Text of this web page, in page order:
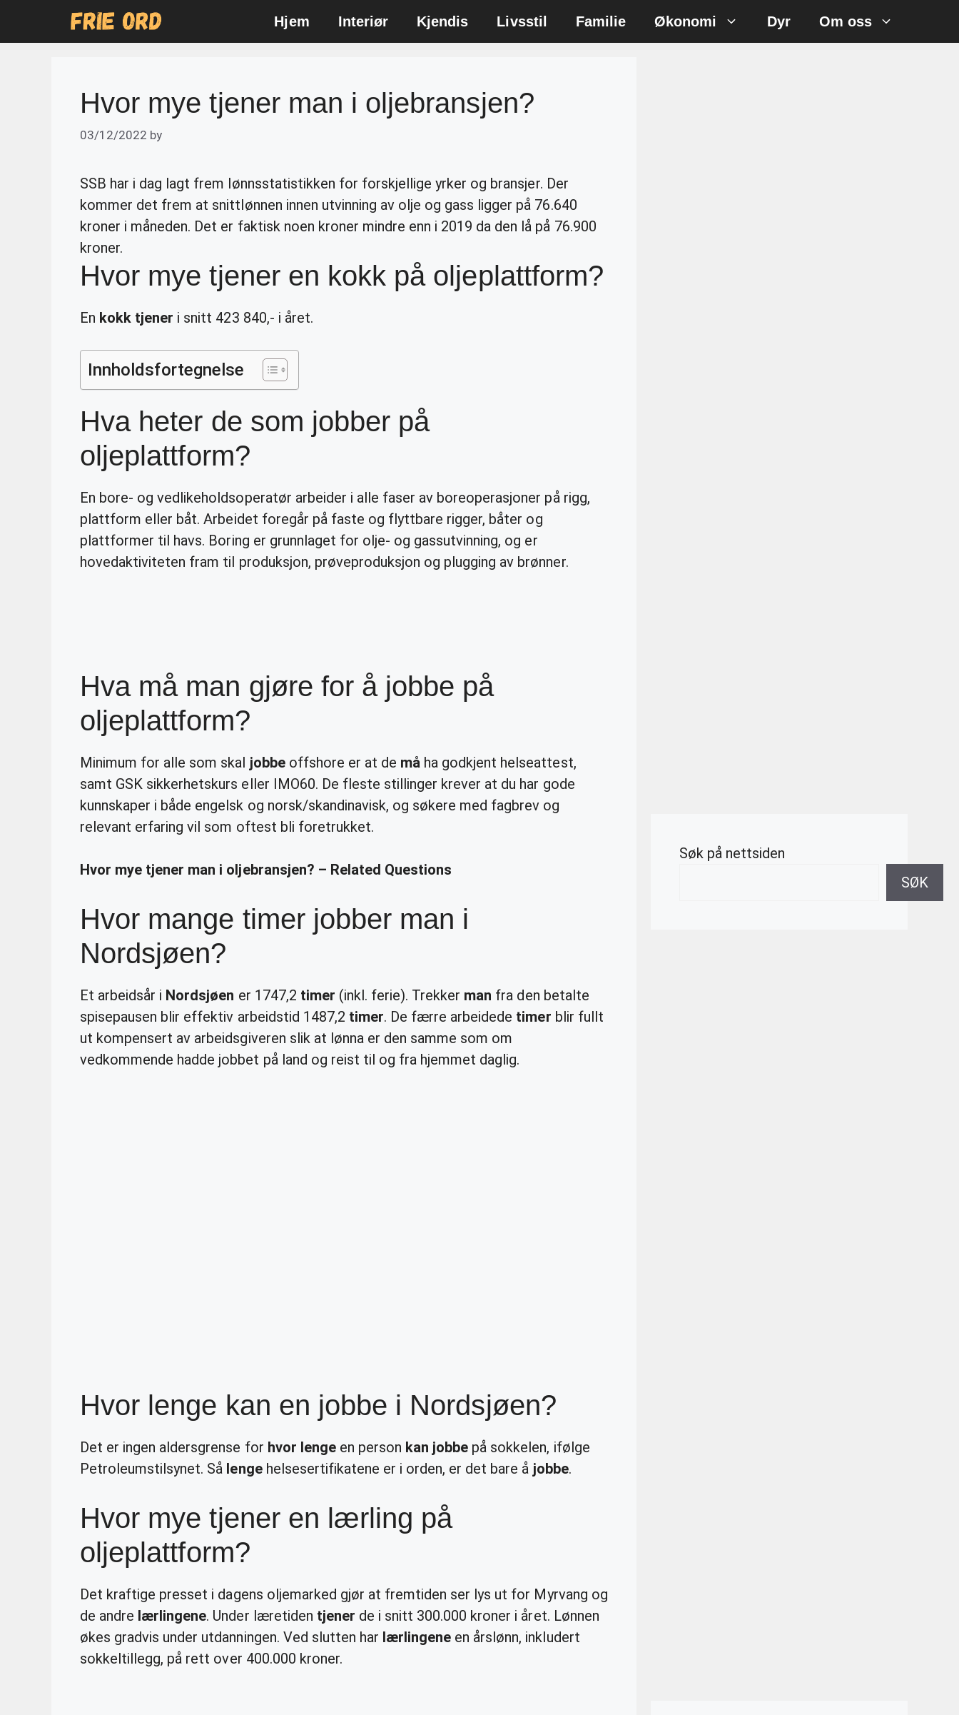
Hjem Interiør Kjendis Livsstil Familie Økonomi Dyr Om oss
Hvor mye tjener man i oljebransjen?
03/12/2022 by
SSB har i dag lagt frem lønnsstatistikken for forskjellige yrker og bransjer. Der
kommer det frem at snittlønnen innen utvinning av olje og gass ligger på 76.640
kroner i måneden. Det er faktisk noen kroner mindre enn i 2019 da den lå på 76.900
kroner.
Hvor mye tjener en kokk på oljeplattform?
En kokk tjener i snitt 423 840,- i året.
Innholdsfortegnelse
Hva heter de som jobber på
oljeplattform?
En bore- og vedlikeholdsoperatør arbeider i alle faser av boreoperasjoner på rigg,
plattform eller båt. Arbeidet foregår på faste og flyttbare rigger, båter og
plattformer til havs. Boring er grunnlaget for olje- og gassutvinning, og er
hovedaktiviteten fram til produksjon, prøveproduksjon og plugging av brønner.
Hva må man gjøre for å jobbe på
oljeplattform?
Minimum for alle som skal jobbeoffshore er at de må ha godkjent helseattest,
samt GSK sikkerhetskurs eller IMO60. De fleste stillinger krever at du har gode
kunnskaper i både engelsk og norsk/skandinavisk, og søkere med fagbrev og
relevant erfaring vil som oftest bli foretrukket.
Hvor mye tjener man i oljebransjen? – Related Questions
Hvor mange timer jobber man i
Nordsjøen?
Et arbeidsår i Nordsjøen er 1747,2 timer (inkl. ferie). Trekker man fra den betalte
spisepausen blir effektiv arbeidstid 1487,2 timer. De færre arbeidede timer blir fullt
ut kompensert av arbeidsgiveren slik at lønna er den samme som om
vedkommende hadde jobbet på land og reist til og fra hjemmet daglig.
Hvor lenge kan en jobbe i Nordsjøen?
Det er ingen aldersgrense for hvor lengeen person kan jobbe på sokkelen, ifølge
Petroleumstilsynet. Så lengehelsesertifikatene er i orden, er det bare å jobbe.
Hvor mye tjener en lærling på
oljeplattform?
Det kraftige presset i dagens oljemarked gjør at fremtiden ser lys ut for Myrvang og
de andre lærlingene. Under læretiden tjener de i snitt 300.000 kroner i året. Lønnen
økes gradvis under utdanningen. Ved slutten har lærlingene en årslønn, inkludert
sokkeltillegg, på rett over 400.000 kroner.
Søk på nettsiden
SØK